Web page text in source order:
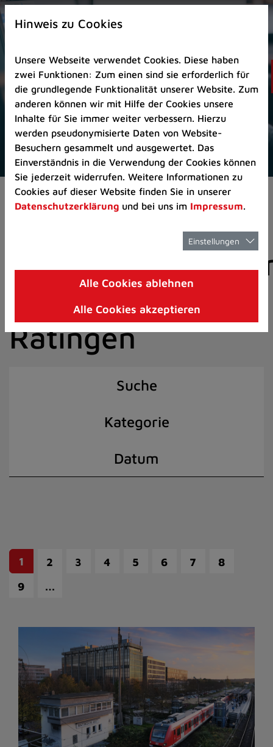
Zur
Startseite
Zum
Seitenanfang
springen
(Schnelltaste
A)
Zur
Navigation/Menü
springen
(Schnelltaste
M)
Zur
8)
I)
Aktuelles Pressemitteilungen
der Stadt
Ratingen
Suche
Kategorie
Datum
1 2 3 4 5 6 7
8
9
…
Hinweis zu Cookies
Unsere Webseite verwendet Cookies. Diese haben
zwei Funktionen: Zum einen sind sie erforderlich für
die grundlegende Funktionalität unserer Website. Zum
anderen können wir mit Hilfe der Cookies unsere
Inhalte für Sie immer weiter verbessern. Hierzu
werden pseudonymisierte Daten von Website-
Besuchern gesammelt und ausgewertet. Das
Einverständnis in die Verwendung der Cookies können
Sie jederzeit widerrufen. Weitere Informationen zu
Cookies auf dieser Website finden Sie in unserer
Datenschutzerklärung und bei uns im Impressum.
Einstellungen
Alle Cookies ablehnen
Alle Cookies akzeptieren